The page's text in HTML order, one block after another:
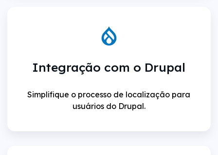
Integração com o Drupal
Simplifique o processo de localização para
usuários do Drupal.